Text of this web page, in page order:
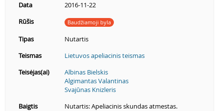
Data
2016-11-22
Rūšis
Baudžiamoji byla
Tipas
Nutartis
Teismas
Lietuvos apeliacinis teismas
Teisėjas(ai)
Albinas Bielskis
Algimantas Valantinas
Svajūnas Knizleris
Baigtis
Nutartis: Apeliacinis skundas atmestas.